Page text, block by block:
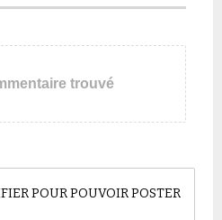
trouvé
POUR POUVOIR POSTER